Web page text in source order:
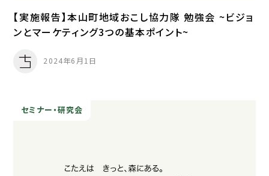
【実施報告】本山町地域おこし協力隊 勉強会 ~ビジョ
ンとマーケティング3つの基本ポイント~
2024年6月1日
セミナー・研究会